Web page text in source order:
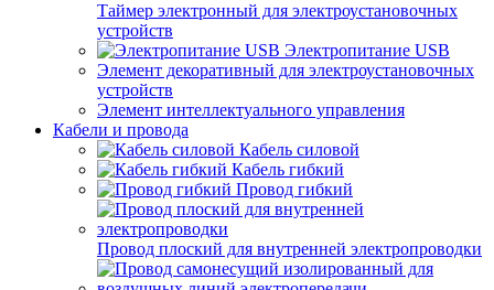
Таймер электронный для электроустановочных
устройств
Электропитание USB
Элемент декоративный для электроустановочных
устройств
Элемент интеллектуального управления
Кабели и провода
Кабель силовой
Кабель гибкий
Провод гибкий
Провод плоский для внутренней электропроводки